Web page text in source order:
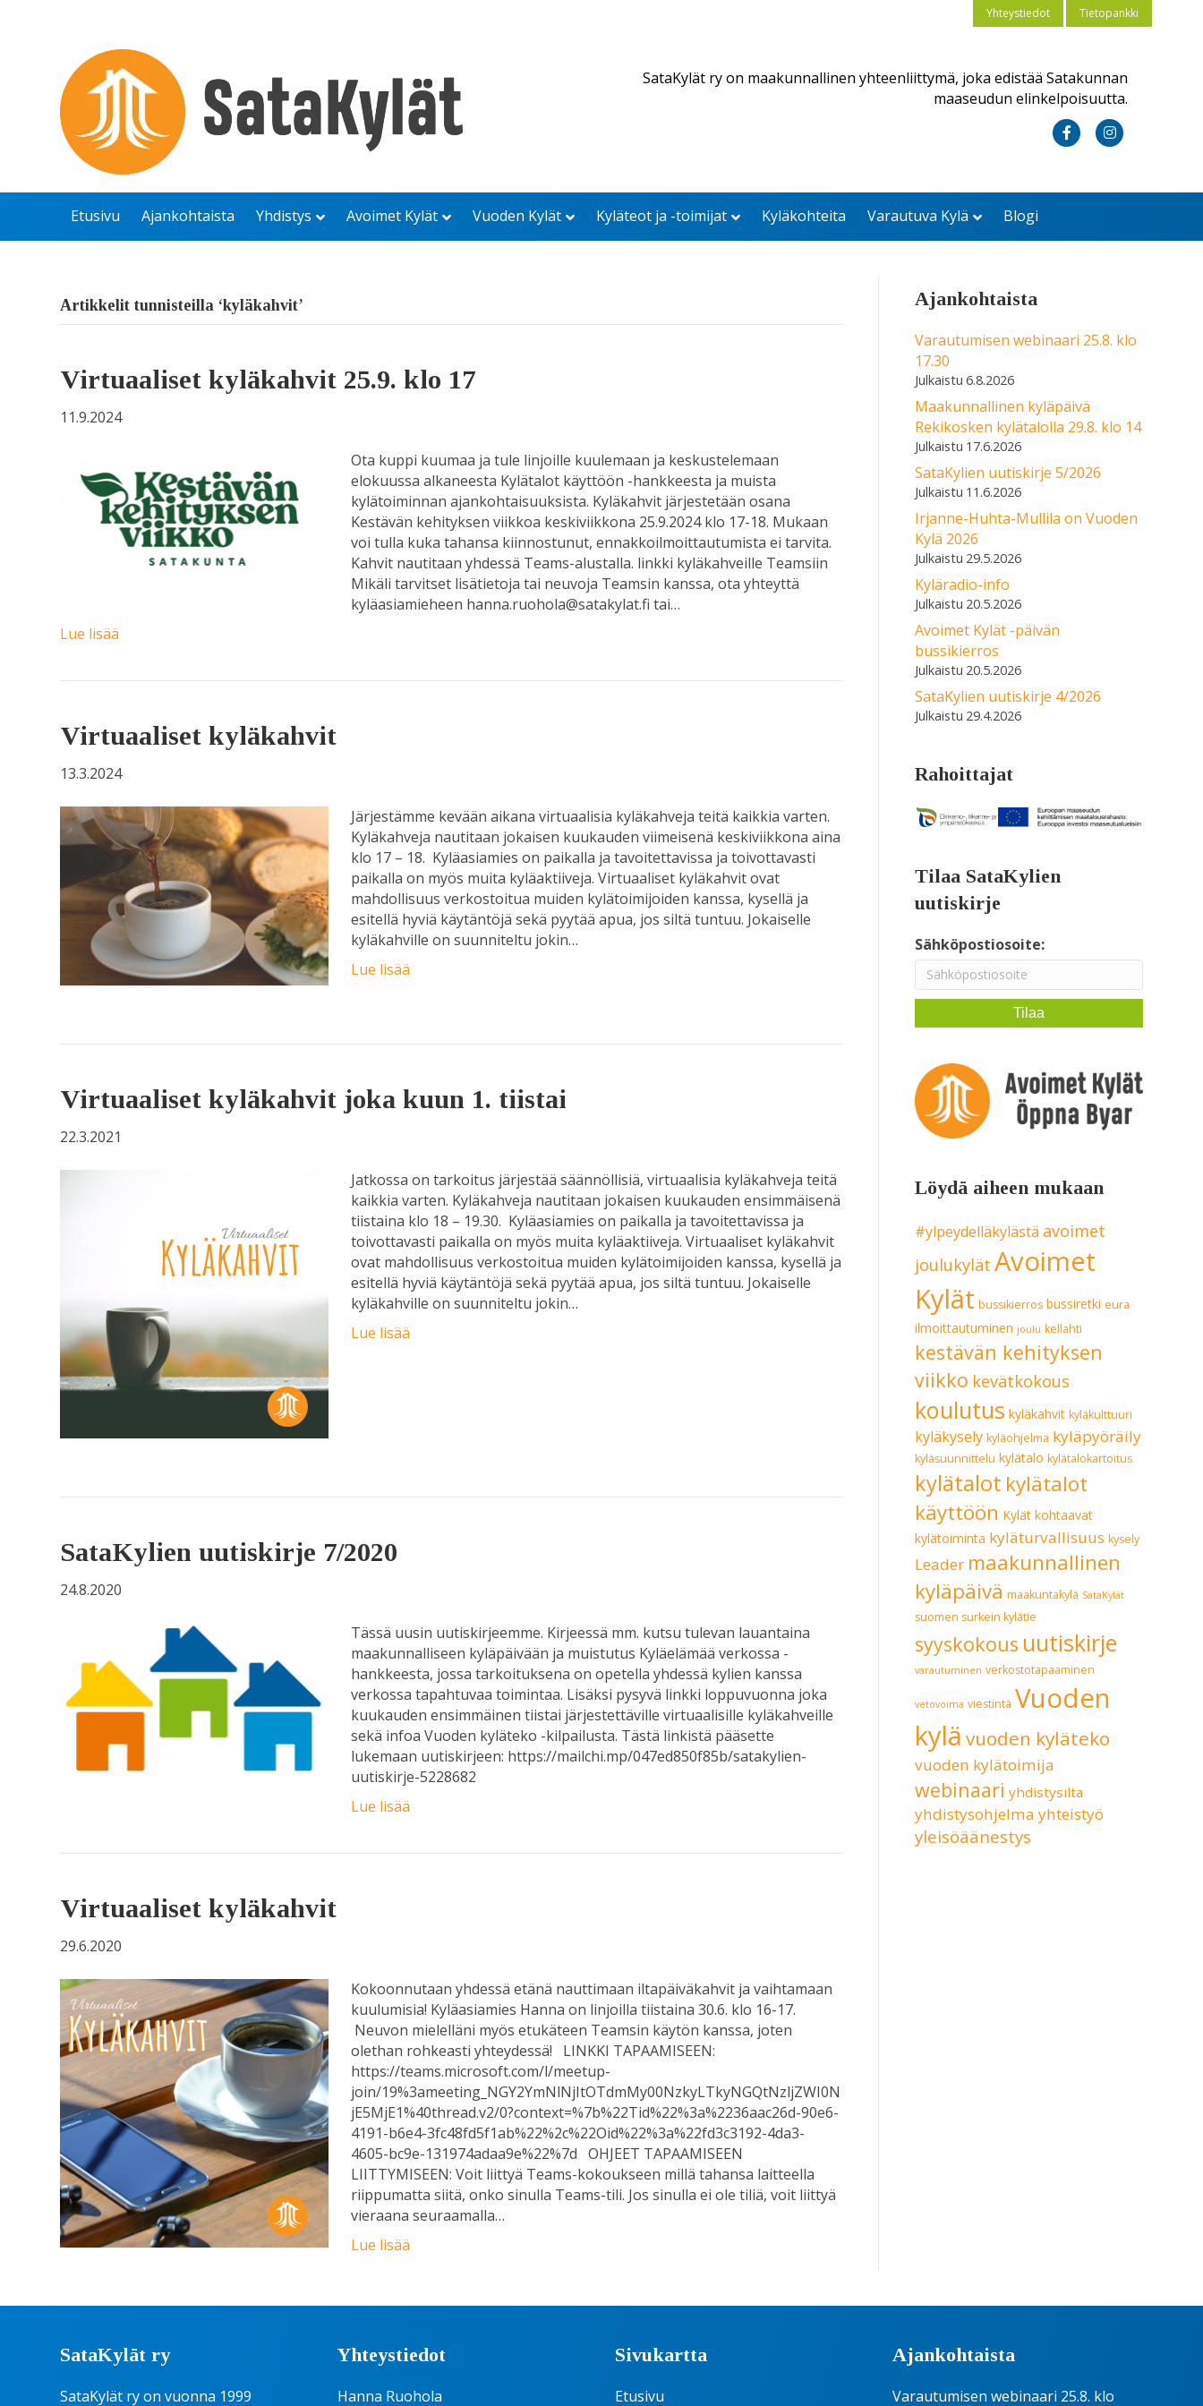
Yhteystiedot Tietopankki
SataKylät ry on maakunnallinen yhteenliittymä, joka edistää Satakunnan
maaseudun elinkelpoisuutta.
c
b
k
s
a
Etusivu Ajankohtaista Yhdistys Avoimet Kylät Vuoden Kylät Kyläteot ja -toimijat Kyläkohteita Varautuva Kylä Blogi
Artikkelit tunnisteilla ‘kyläkahvit’
Virtuaaliset kyläkahvit 25.9. klo 17
11.9.2024
Ota kuppi kuumaa ja tule linjoille kuulemaan ja keskustelemaan
elokuussa alkaneesta Kylätalot käyttöön -hankkeesta ja muista
kylätoiminnan ajankohtaisuuksista. Kyläkahvit järjestetään osana
Kestävän kehityksen viikkoa keskiviikkona 25.9.2024 klo 17-18. Mukaan
voi tulla kuka tahansa kiinnostunut, ennakkoilmoittautumista ei tarvita.
Kahvit nautitaan yhdessä Teams-alustalla. linkki kyläkahveille Teamsiin
Mikäli tarvitset lisätietoja tai neuvoja Teamsin kanssa, ota yhteyttä
kyläasiamieheen hanna.ruohola@satakylat.fi tai…
Lue lisää
Virtuaaliset kyläkahvit
13.3.2024
Järjestämme kevään aikana virtuaalisia kyläkahveja teitä kaikkia varten.
Kyläkahveja nautitaan jokaisen kuukauden viimeisenä keskiviikkona aina
klo 17 – 18. Kyläasiamies on paikalla ja tavoitettavissa ja toivottavasti
paikalla on myös muita kyläaktiiveja. Virtuaaliset kyläkahvit ovat
mahdollisuus verkostoitua muiden kylätoimijoiden kanssa, kysellä ja
esitellä hyviä käytäntöjä sekä pyytää apua, jos siltä tuntuu. Jokaiselle
kyläkahville on suunniteltu jokin…
Lue lisää
Virtuaaliset kyläkahvit joka kuun 1. tiistai
22.3.2021
Jatkossa on tarkoitus järjestää säännöllisiä, virtuaalisia kyläkahveja teitä
kaikkia varten. Kyläkahveja nautitaan jokaisen kuukauden ensimmäisenä
tiistaina klo 18 – 19.30. Kyläasiamies on paikalla ja tavoitettavissa ja
toivottavasti paikalla on myös muita kyläaktiiveja. Virtuaaliset kyläkahvit
ovat mahdollisuus verkostoitua muiden kylätoimijoiden kanssa, kysellä ja
esitellä hyviä käytäntöjä sekä pyytää apua, jos siltä tuntuu. Jokaiselle
kyläkahville on suunniteltu jokin…
Lue lisää
SataKylien uutiskirje 7/2020
24.8.2020
Tässä uusin uutiskirjeemme. Kirjeessä mm. kutsu tulevan lauantaina
maakunnalliseen kyläpäivään ja muistutus Kyläelämää verkossa -
hankkeesta, jossa tarkoituksena on opetella yhdessä kylien kanssa
verkossa tapahtuvaa toimintaa. Lisäksi pysyvä linkki loppuvuonna joka
kuukauden ensimmäinen tiistai järjestettäville virtuaalisille kyläkahveille
sekä infoa Vuoden kyläteko -kilpailusta. Tästä linkistä pääsette
lukemaan uutiskirjeen: https://mailchi.mp/047ed850f85b/satakylien-
uutiskirje-5228682
Lue lisää
Virtuaaliset kyläkahvit
29.6.2020
Kokoonnutaan yhdessä etänä nauttimaan iltapäiväkahvit ja vaihtamaan
kuulumisia! Kyläasiamies Hanna on linjoilla tiistaina 30.6. klo 16-17.
Neuvon mielelläni myös etukäteen Teamsin käytön kanssa, joten
olethan rohkeasti yhteydessä! LINKKI TAPAAMISEEN:
https://teams.microsoft.com/l/meetup-
join/19%3ameeting_NGY2YmNlNjItOTdmMy00NzkyLTkyNGQtNzljZWI0N
jE5MjE1%40thread.v2/0?context=%7b%22Tid%22%3a%2236aac26d-90e6-
4191-b6e4-3fc48fd5f1ab%22%2c%22Oid%22%3a%22fd3c3192-4da3-
4605-bc9e-131974adaa9e%22%7d OHJEET TAPAAMISEEN
LIITTYMISEEN: Voit liittyä Teams-kokoukseen millä tahansa laitteella
riippumatta siitä, onko sinulla Teams-tili. Jos sinulla ei ole tiliä, voit liittyä
vieraana seuraamalla…
Lue lisää
Ajankohtaista
Varautumisen webinaari 25.8. klo
17.30
6.8.2026
Maakunnallinen kyläpäivä
Rekikosken kylätalolla 29.8. klo 14
17.6.2026
SataKylien uutiskirje 5/2026
11.6.2026
Irjanne-Huhta-Mullila on Vuoden
Kylä 2026
29.5.2026
Kyläradio-info
20.5.2026
Avoimet Kylät -päivän
bussikierros
20.5.2026
SataKylien uutiskirje 4/2026
29.4.2026
Rahoittajat
Tilaa SataKylien
uutiskirje
Sähköpostiosoite:
Löydä aiheen mukaan
#ylpeydelläkylästä avoimet
joulukylät Avoimet
Kylät bussikierros bussiretki eura
ilmoittautuminen joulu kellahti
kestävän kehityksen
viikko kevätkokous
koulutus kyläkahvit kyläkulttuuri
kyläkysely kyläohjelma kyläpyöräily
kyläsuunnittelu kylätalo kylätalokartoitus
kylätalot kylätalot
käyttöön Kylät kohtaavat
kylätoiminta kyläturvallisuus kysely
Leader maakunnallinen
kyläpäivä maakuntakylä SataKylät
suomen surkein kylätie
syyskokous uutiskirje
varautuminen verkostotapaaminen
vetovoima viestintä Vuoden
kylä vuoden kyläteko
vuoden kylätoimija
webinaari yhdistysilta
yhdistysohjelma yhteistyö
yleisöäänestys
SataKylät ry
SataKylät ry on vuonna 1999
Yhteystiedot
Hanna Ruohola
Sivukartta
Etusivu
Ajankohtaista
Varautumisen webinaari 25.8. klo